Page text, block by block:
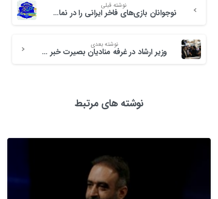
نوشته قبلی
نوجوانان بازی‌های فاخر ایرانی را در نمایشگاه قرآن تجربه می کنند
نوشته بعدی
وزیر ارشاد در غرفه منادیان بصیرت خبر داد؛ برنامه تحولی بازی‌های رایانه‌ای به‌زودی رونمایی خواهد شد
نوشته های مرتبط